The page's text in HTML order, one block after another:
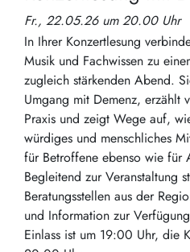
Fr., 22.05.26 um 20.00 Uhr
In Ihrer Konzertlesung
Musik und Fachwissen zu
zugleich stärkenden Abend.
Umgang mit Demenz, erzählt
Praxis und zeigt Wege auf,
würdiges und menschliches
für Betroffene ebenso wie für
Begleitend zur Veranstaltung
Beratungsstellen aus der
und Information zur
Einlass ist um 19:00 Uhr, die